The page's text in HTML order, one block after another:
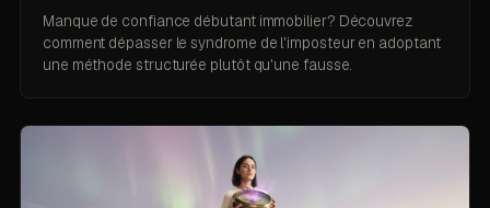
Manque de confiance débutant immobilier? Découvrez
comment dépasser le syndrome de l'imposteur en adoptant
une méthode structurée plutôt qu'une fausse.